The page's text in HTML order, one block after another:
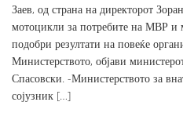
Заев, од страна на директорот
мотоцикли за потребите на МВР и
подобри резултати на повеќе
Министерството, објави
Спасовски. -Министерството за
сојузник […]